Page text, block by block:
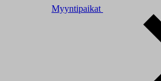
Myyntipaikat